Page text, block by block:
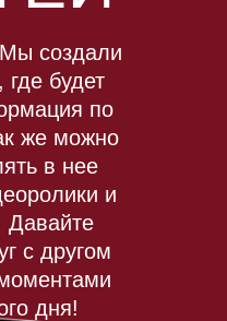
Мы создали
будет
по
же можно
в нее
и
Давайте
с другом
дня!